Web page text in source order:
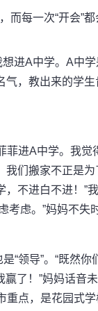
每一次“开会”都
进A中学。A中
，教出来的学
进A中学。我觉
们搬家不正是为
不进白不进！”
虑。”妈妈不失
领导”。“既然你
了！”妈妈话音
重点，是花园式